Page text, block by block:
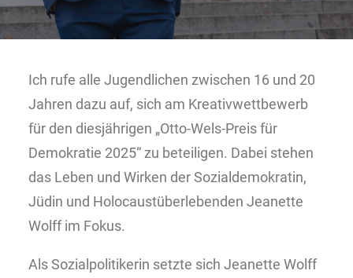
Ich rufe alle Jugendlichen zwischen 16 und 20
Jahren dazu auf, sich am Kreativwettbewerb
für den diesjährigen „Otto-Wels-Preis für
Demokratie 2025“ zu beteiligen. Dabei stehen
das Leben und Wirken der Sozialdemokratin,
Jüdin und Holocaustüberlebenden Jeanette
Wolff im Fokus.
Als Sozialpolitikerin setzte sich Jeanette Wolff